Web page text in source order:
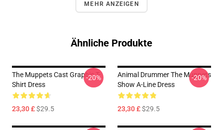
MEHR ANZEIGEN
Ähnliche Produkte
The Muppets Cast Graphic T-
Shirt Dress
23,30 £$29.5
-20%
Animal Drummer The Muppets
Show A-Line Dress
23,30 £$29.5
-20%